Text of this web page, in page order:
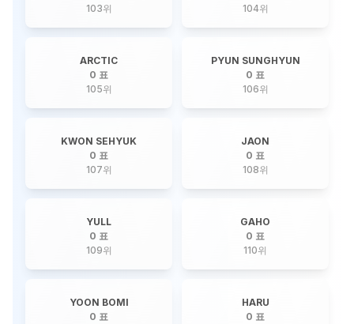
103위
104위
ARCTIC
0 표
105위
PYUN SUNGHYUN
0 표
106위
KWON SEHYUK
0 표
107위
JAON
0 표
108위
YULL
0 표
109위
GAHO
0 표
110위
YOON BOMI
0 표
HARU
0 표